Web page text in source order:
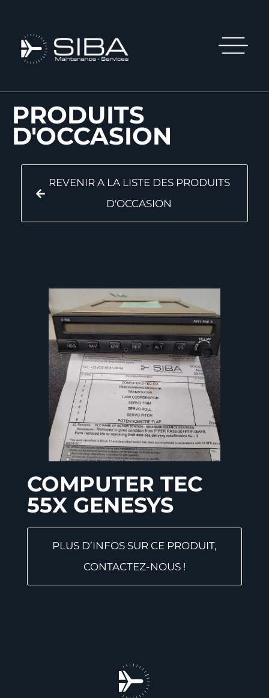
PRODUITS
D'OCCASION
REVENIR A LA LISTE DES PRODUITS
D'OCCASION
COMPUTER TEC
55X GENESYS
PLUS D’INFOS SUR CE PRODUIT,
CONTACTEZ-NOUS !